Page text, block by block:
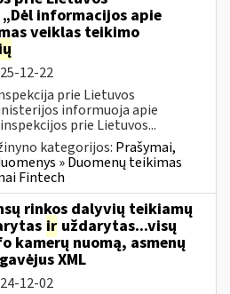
informacijos apie
veiklas teikimo
12-22
prie Lietuvos
informuoja apie
inspekcijos prie Lietuvos...
kategorijos: Prašymai,
» Duomenų teikimas
Fintech
rinkos dalyvių teikiamų
ir uždarytas...visų
kamerų nuomą, asmenų
XML
12-02